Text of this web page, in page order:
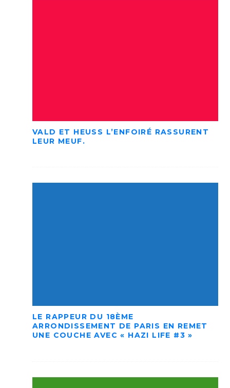
VALD ET HEUSS L’ENFOIRÉ RASSURENT
LEUR MEUF.
LE RAPPEUR DU 18ÈME
ARRONDISSEMENT DE PARIS EN REMET
UNE COUCHE AVEC « HAZI LIFE #3 »